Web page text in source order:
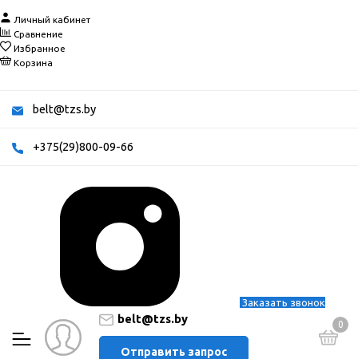
Личный кабинет
Сравнение
Избранное
Корзина
belt@tzs.by
+375(29)800-09-66
Заказать звонок
belt@tzs.by
Отправить запрос
0